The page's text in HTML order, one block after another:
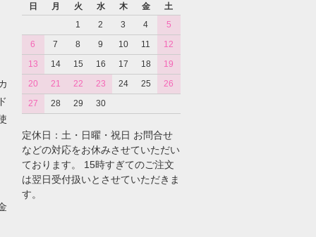
日
月 火 水 木 金
土
1
2 3 4
5
6
7 8 9 10 11
12
13
14 15 16 17 18
19
20
21 22 23 24 25
26
27
28 29 30
定休日：土・日曜・祝日 お問合せ
などの対応をお休みさせていただい
ております。 15時すぎてのご注文
は翌日受付扱いとさせていただきま
す。